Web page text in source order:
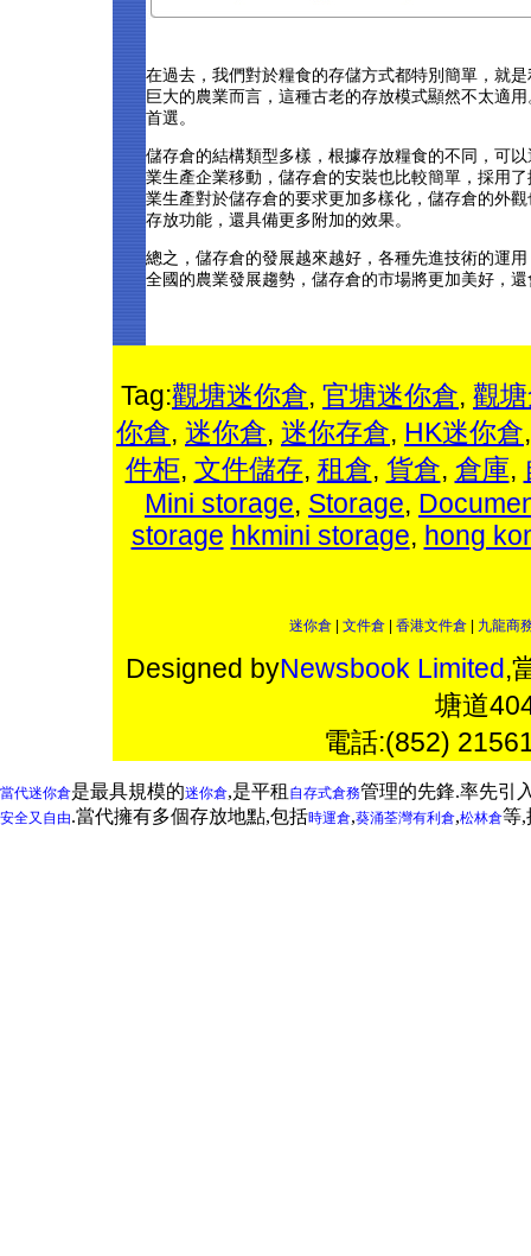
在過去，我們對於糧食的存儲方式都特別簡單，就
巨大的農業而言，這種古老的存放模式顯然不太適
首選。
儲存倉的結構類型多樣，根據存放糧食的不同，可
業生產企業移動，儲存倉的安裝也比較簡單，採用
業生產對於儲存倉的要求更加多樣化，儲存倉的外
存放功能，還具備更多附加的效果。
總之，儲存倉的發展越來越好，各種先進技術的運
全國的農業發展趨勢，儲存倉的市場將更加美好，
Tag:觀塘迷你倉, 官塘迷你倉, 觀
你倉, 迷你倉, 迷你存倉, HK迷你倉
件柜, 文件儲存, 租倉, 貨倉, 倉庫,
Mini storage, Storage,
storage hkmini storage, hong
迷你倉 文件倉 香港文件倉 九龍商
Designed byNewsbook Limited,
塘道
電話:(852)
當代迷你倉是最具規模的迷你倉,是平租 自存式倉務管理的先鋒.率先引
安全又自由.當代擁有多個存放地點,包括時運倉,葵涌荃灣有利倉,松林倉等,